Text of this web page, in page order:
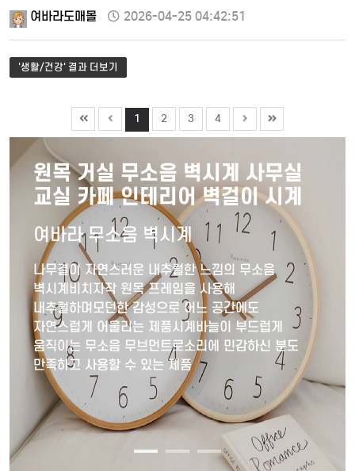
여바라도매몰 2026-04-25 04:42:51
'생활/건강' 결과 더보기
1 2 3 4
원목 거실 무소음 벽시계 사무실
교실 카페 인테리어 벽걸이 시계
여바라 무소음 벽시계
나무결이 자연스러운 내추럴한 느낌의 무소음
벽시계비치자작 원목 프레임을 사용해
내추럴하며모던한 감성으로 어느 공간에도
자연스럽게 어울리는 제품시계바늘이 부드럽게
움직이는 무소음 무브먼트로소리에 민감하신 분도
만족하고 사용할 수 있는 제품